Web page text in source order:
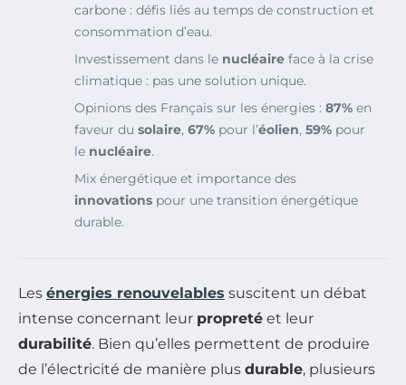
carbone : défis liés au temps de construction et
consommation d’eau.
Investissement dans le nucléaire face à la crise
climatique : pas une solution unique.
Opinions des Français sur les énergies : 87% en
faveur du solaire, 67% pour l’éolien, 59% pour
le nucléaire.
Mix énergétique et importance des
innovations pour une transition énergétique
durable.
Les énergies renouvelables suscitent un débat
intense concernant leur propreté et leur
durabilité. Bien qu’elles permettent de produire
de l’électricité de manière plus durable, plusieurs